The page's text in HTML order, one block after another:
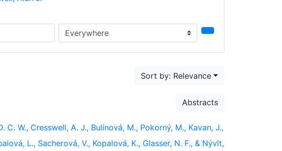
Search in...
Sort by: Relevance
Abstracts
C. W., Cresswell, A. J., Bulínová, M., Pokorný, M., Kavan, J.,
L., Sacherová, V., Kopalová, K., Glasser, N. F., & Nývlt,